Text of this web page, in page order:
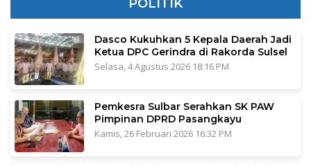
POLITIK
Dasco Kukuhkan 5 Kepala Daerah Jadi
Ketua DPC Gerindra di Rakorda Sulsel
Selasa, 4 Agustus 2026 18:16 PM
Pemkesra Sulbar Serahkan SK PAW
Pimpinan DPRD Pasangkayu
Kamis, 26 Februari 2026 16:32 PM